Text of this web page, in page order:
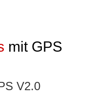
mit GPS
V2.0